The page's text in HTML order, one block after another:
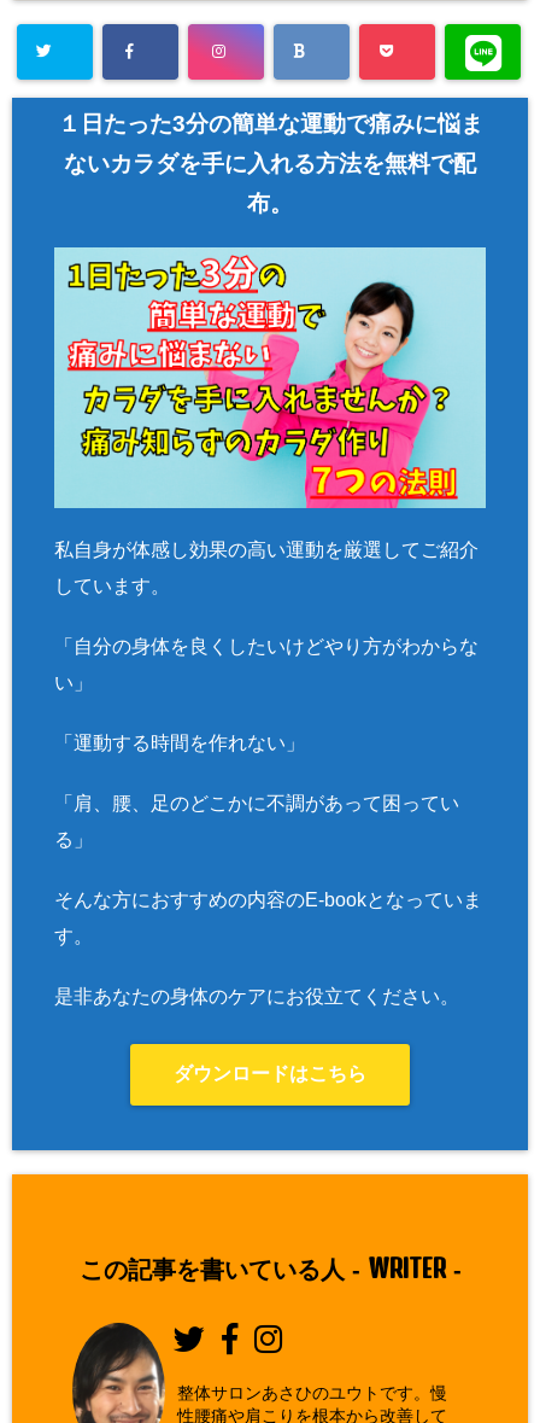
１日たった3分の簡単な運動で痛みに悩ま
ないカラダを手に入れる方法を無料で配
布。
私自身が体感し効果の高い運動を厳選してご紹介
しています。
「自分の身体を良くしたいけどやり方がわからな
い」
「運動する時間を作れない」
「肩、腰、足のどこかに不調があって困ってい
る」
そんな方におすすめの内容のE-bookとなっていま
す。
是非あなたの身体のケアにお役立てください。
ダウンロードはこちら
この記事を書いている人 - WRITER-
整体サロンあさひのユウトです。慢
性腰痛や肩こりを根本から改善して